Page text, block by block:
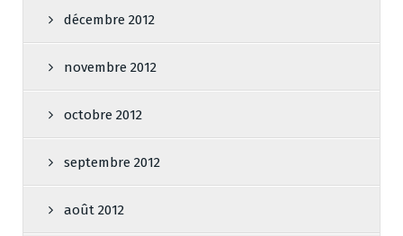
décembre 2012
novembre 2012
octobre 2012
septembre 2012
août 2012